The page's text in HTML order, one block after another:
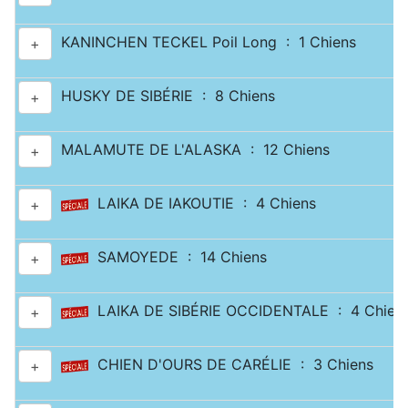
+ KANINCHEN TECKEL Poil Long : 1 Chiens
+ HUSKY DE SIBÉRIE : 8 Chiens
+ MALAMUTE DE L'ALASKA : 12 Chiens
+ LAIKA DE IAKOUTIE : 4 Chiens
+ SAMOYEDE : 14 Chiens
+ LAIKA DE SIBÉRIE OCCIDENTALE : 4
+ CHIEN D'OURS DE CARÉLIE : 3 Chiens